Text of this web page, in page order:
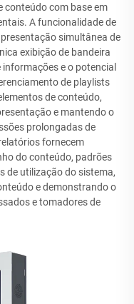
com base em
A funcionalidade de
simultânea de
exibição de bandeira
e o potencial
de playlists
de conteúdo,
e mantendo o
prolongadas de
fornecem
do conteúdo, padrões
de utilização do sistema,
e demonstrando o
e tomadores de